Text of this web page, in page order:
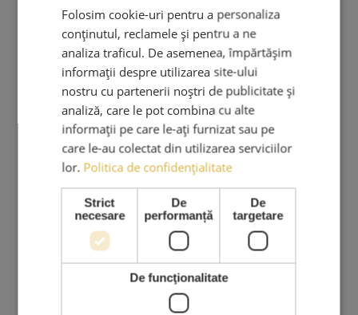
0767.569.659
Email:
ama.lashes@gmail.com
PRODUSE & SERVICII
Cursuri Extensii Gene
Kituri Extensii Gene
Adezivi Extensii Gene
Pensete Extensii Gene
Carduri Cadou
Reduceri Si Promotii
Folosim cookie-uri pentru a personaliza
conținutul, reclamele și pentru a ne
analiza traficul. De asemenea, împărtășim
informații despre utilizarea site-ului
nostru cu partenerii noștri de publicitate și
analiză, care le pot combina cu alte
informații pe care le-ați furnizat sau pe
care le-au colectat din utilizarea serviciilor
lor. Politica de confidențialitate
Strict
necesare
De
performanță
De
targetare
De funcţionalitate